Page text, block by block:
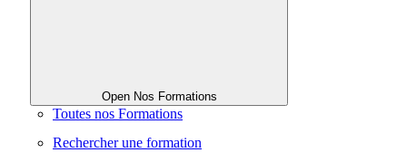
Open Nos Formations
Toutes nos Formations
Rechercher une formation